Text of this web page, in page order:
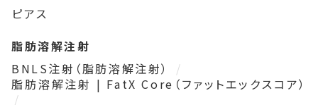
ピアス
脂肪溶解注射
BNLS注射（脂肪溶解注射）
脂肪溶解注射 | FatX Core（ファットエックスコア）